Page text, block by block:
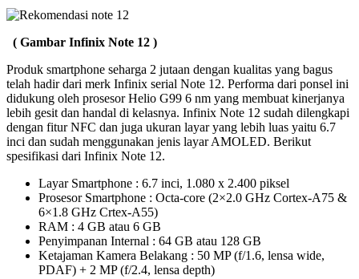
( Gambar Infinix Note 12 )
Produk smartphone seharga 2 jutaan dengan kualitas yang bagus
telah hadir dari merk Infinix serial Note 12. Performa dari ponsel ini
didukung oleh prosesor Helio G99 6 nm yang membuat kinerjanya
lebih gesit dan handal di kelasnya. Infinix Note 12 sudah dilengkapi
dengan fitur NFC dan juga ukuran layar yang lebih luas yaitu 6.7
inci dan sudah menggunakan jenis layar AMOLED. Berikut
spesifikasi dari Infinix Note 12.
Layar Smartphone : 6.7 inci, 1.080 x 2.400 piksel
Prosesor Smartphone : Octa-core (2×2.0 GHz Cortex-A75 &
6×1.8 GHz Crtex-A55)
RAM : 4 GB atau 6 GB
Penyimpanan Internal : 64 GB atau 128 GB
Ketajaman Kamera Belakang : 50 MP (f/1.6, lensa wide,
PDAF) + 2 MP (f/2.4, lensa depth)